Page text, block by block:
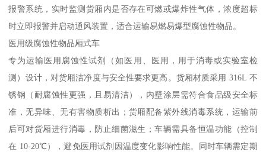
报警系统，实时监测货厢内是否存在可燃或爆炸性气体，浓度超标
时立即报警并启动通风装置，适合运输易燃易爆型腐蚀性物品。​
医用级腐蚀性物品厢式车​
专为运输医用腐蚀性试剂（如医用、医用，用于消毒或实验室检
测）设计，对货厢洁净度与安全性要求更高。货厢材质采用 316L 不
锈钢（耐腐蚀性更强，且易清洁），内壁涂层需符合食品级安全标
准，无异味、无有害物质析出；货厢配备紫外线消毒系统，运输前
后可对货厢进行消毒，防止细菌滋生；车辆需具备恒温功能（控制
在 10-20℃），避免医用试剂因温度变化影响性能。同时车辆需定期